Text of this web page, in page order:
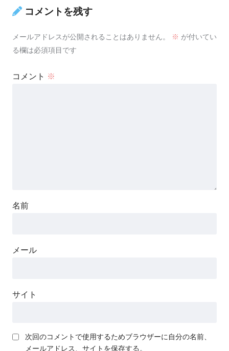
コメントを残す
メールアドレスが公開されることはありません。 ※ が付いてい
る欄は必須項目です
コメント ※
名前
メール
サイト
次回のコメントで使用するためブラウザーに自分の名前、
メールアドレス、サイトを保存する。